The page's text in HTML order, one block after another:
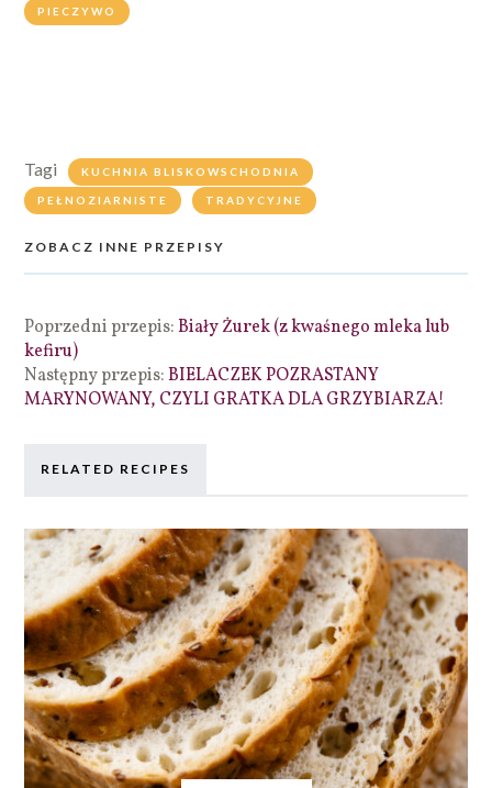
PIECZYWO
Tagi KUCHNIA BLISKOWSCHODNIA
PEŁNOZIARNISTE TRADYCYJNE
ZOBACZ INNE PRZEPISY
Poprzedni przepis:Biały Żurek (z kwaśnego mleka lub
kefiru)
Następny przepis:BIELACZEK POZRASTANY
MARYNOWANY, CZYLI GRATKA DLA GRZYBIARZA!
RELATED RECIPES